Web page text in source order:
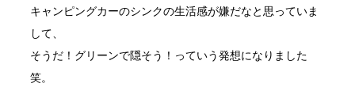
キャンピングカーのシンクの生活感が嫌だなと思っていま
して、
そうだ！グリーンで隠そう！っていう発想になりました
笑。